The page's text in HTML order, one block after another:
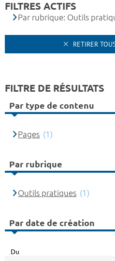
FILTRES ACTIFS
Par rubrique: Outils
RETIRER
FILTRE DE RÉSULTATS
Par type de contenu
Pages (1)
Par rubrique
Outils pratiques (1)
Par date de création
Du